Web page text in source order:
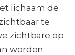
lichaam de
te
zichtbare op
worden.